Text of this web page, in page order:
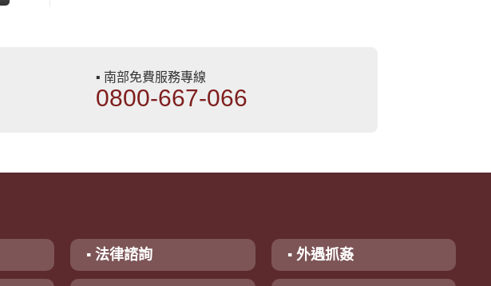
▪ 南部免費服務專線
0800-667-066
▪ 法律諮詢 ▪ 外遇抓姦